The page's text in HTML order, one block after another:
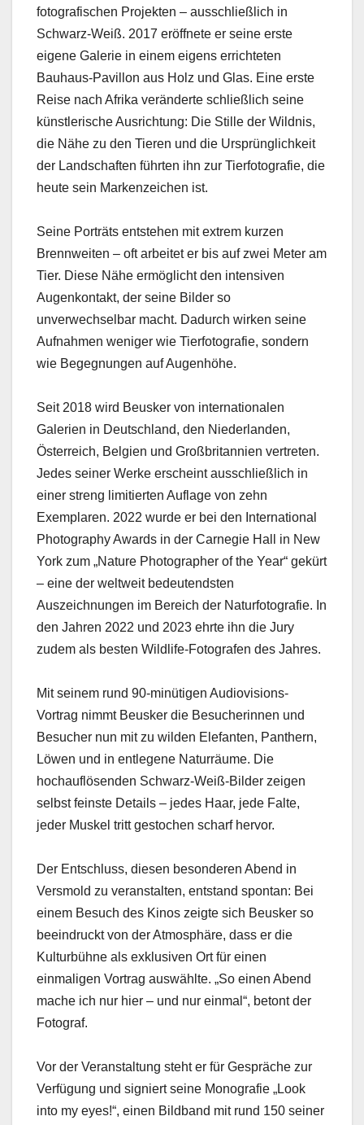
fotografischen Projekten – ausschließlich in
Schwarz-Weiß. 2017 eröffnete er seine erste
eigene Galerie in einem eigens errichteten
Bauhaus-Pavillon aus Holz und Glas. Eine erste
Reise nach Afrika veränderte schließlich seine
künstlerische Ausrichtung: Die Stille der Wildnis,
die Nähe zu den Tieren und die Ursprünglichkeit
der Landschaften führten ihn zur Tierfotografie, die
heute sein Markenzeichen ist.
Seine Porträts entstehen mit extrem kurzen
Brennweiten – oft arbeitet er bis auf zwei Meter am
Tier. Diese Nähe ermöglicht den intensiven
Augenkontakt, der seine Bilder so
unverwechselbar macht. Dadurch wirken seine
Aufnahmen weniger wie Tierfotografie, sondern
wie Begegnungen auf Augenhöhe.
Seit 2018 wird Beusker von internationalen
Galerien in Deutschland, den Niederlanden,
Österreich, Belgien und Großbritannien vertreten.
Jedes seiner Werke erscheint ausschließlich in
einer streng limitierten Auflage von zehn
Exemplaren. 2022 wurde er bei den International
Photography Awards in der Carnegie Hall in New
York zum „Nature Photographer of the Year“ gekürt
– eine der weltweit bedeutendsten
Auszeichnungen im Bereich der Naturfotografie. In
den Jahren 2022 und 2023 ehrte ihn die Jury
zudem als besten Wildlife-Fotografen des Jahres.
Mit seinem rund 90-minütigen Audiovisions-
Vortrag nimmt Beusker die Besucherinnen und
Besucher nun mit zu wilden Elefanten, Panthern,
Löwen und in entlegene Naturräume. Die
hochauflösenden Schwarz-Weiß-Bilder zeigen
selbst feinste Details – jedes Haar, jede Falte,
jeder Muskel tritt gestochen scharf hervor.
Der Entschluss, diesen besonderen Abend in
Versmold zu veranstalten, entstand spontan: Bei
einem Besuch des Kinos zeigte sich Beusker so
beeindruckt von der Atmosphäre, dass er die
Kulturbühne als exklusiven Ort für einen
einmaligen Vortrag auswählte. „So einen Abend
mache ich nur hier – und nur einmal“, betont der
Fotograf.
Vor der Veranstaltung steht er für Gespräche zur
Verfügung und signiert seine Monografie „Look
into my eyes!“, einen Bildband mit rund 150 seiner